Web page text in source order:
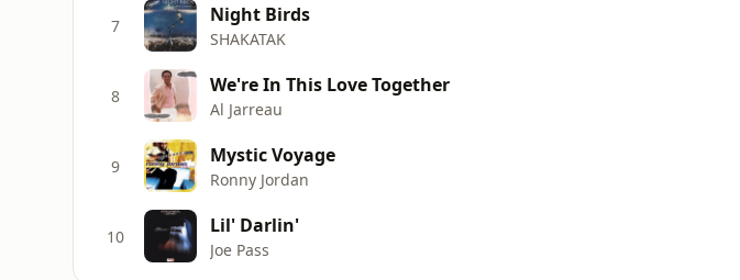
7 Night Birds
SHAKATAK
8 We're In This Love Together
Al Jarreau
9 Mystic Voyage
Ronny Jordan
10 Lil' Darlin'
Joe Pass